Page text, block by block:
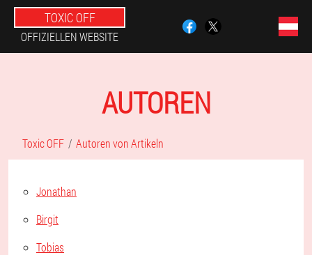
TOXIC OFF
OFFIZIELLEN WEBSITE
AUTOREN
Toxic OFF Autoren von Artikeln
Jonathan
Birgit
Tobias